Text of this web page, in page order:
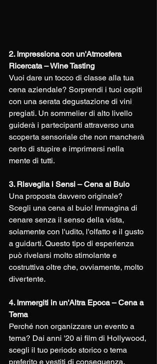
2. Impressiona con un'Atmosfera
Ricercata – Wine Tasting
Vuoi dare un tocco di classe alla tua
cena aziendale? Sorprendi i tuoi ospiti
con una serata degustazione di vini
pregiati. Un sommelier di alto livello
guiderà i partecipanti attraverso una
scoperta sensoriale che non mancherà
certo di stupire e imprimersi nella
mente di tutti.
3. Risveglia i Sensi – Cena al Buio
Una proposta davvero originale?
Scegli una cena al buio! Immagina di
cenare senza il senso della vista,
solamente con l'udito, l'olfatto e il gusto
a guidarti. Questo tipo di esperienza
può rivelarsi molto stimolante e
costruttiva oltre che, ovviamente, molto
divertente.
4. Immergiti in un'Altra Epoca – Cena a
Tema
Perché non organizzare un evento a
tema? Dai anni '20 ai film di Hollywood,
scegli il tuo periodo storico o tema
preferito e vestiti di conseguenza.